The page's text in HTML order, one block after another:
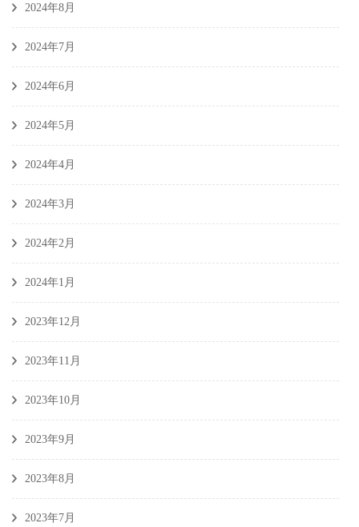
2024年8月
2024年7月
2024年6月
2024年5月
2024年4月
2024年3月
2024年2月
2024年1月
2023年12月
2023年11月
2023年10月
2023年9月
2023年8月
2023年7月